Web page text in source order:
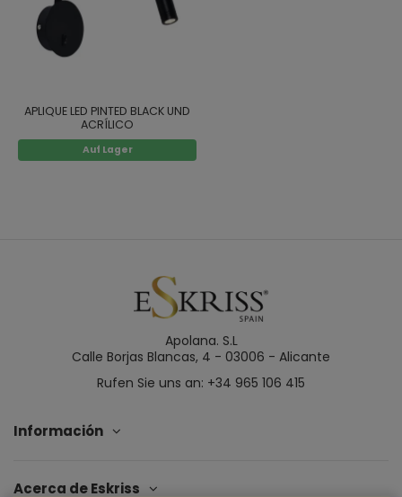
APLIQUE LED PINTED BLACK UND
ACRÍLICO
Auf Lager
Apolana. S.L
Calle Borjas Blancas, 4 - 03006 - Alicante
Rufen Sie uns an: +34 965 106 415
Información
Acerca de Eskriss